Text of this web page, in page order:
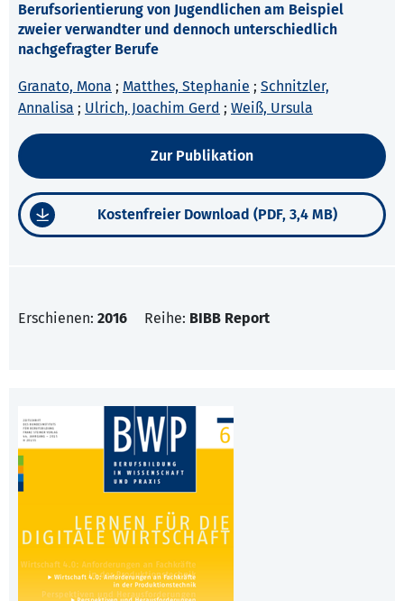
Berufsorientierung von Jugendlichen am Beispiel
zweier verwandter und dennoch unterschiedlich
nachgefragter Berufe
Granato, Mona ; Matthes, Stephanie ; Schnitzler,
Annalisa ; Ulrich, Joachim Gerd ; Weiß, Ursula
Zur Publikation
Kostenfreier Download (PDF, 3,4 MB)
Erschienen: 2016 Reihe: BIBB Report